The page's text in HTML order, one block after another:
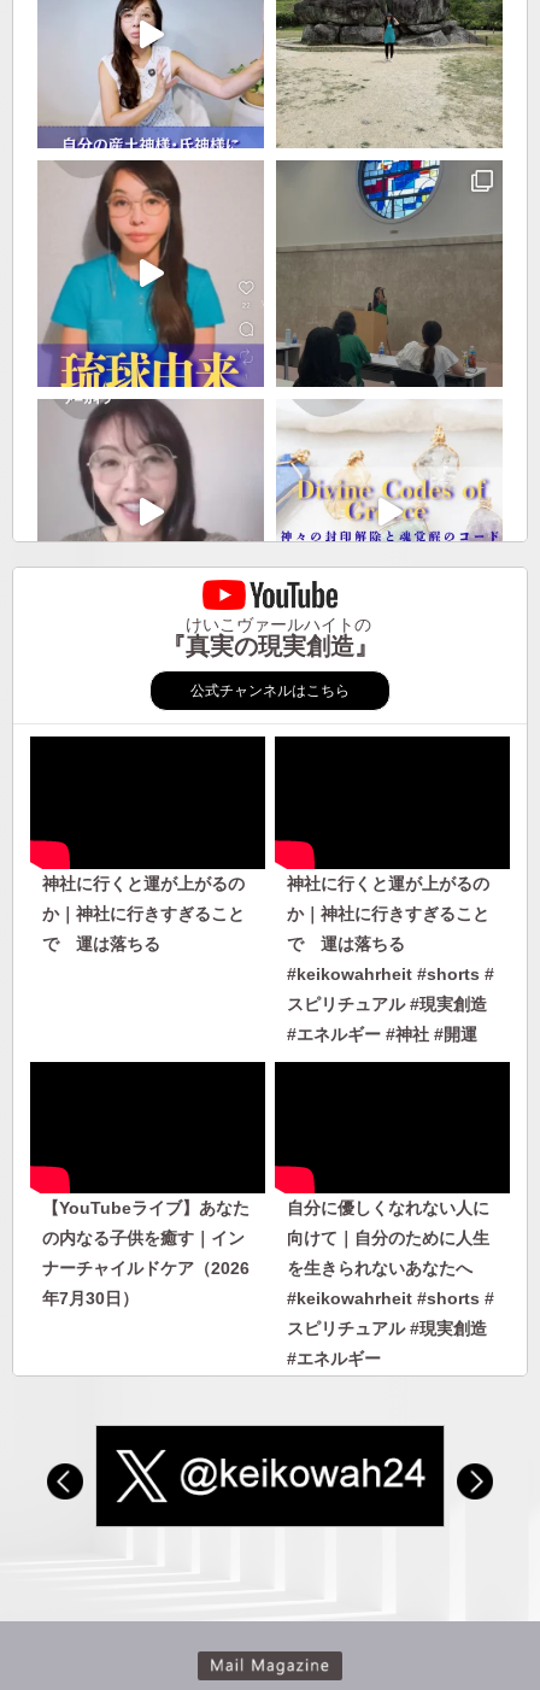
けいこヴァールハイトの
『真実の現実創造』
公式チャンネルはこちら
神社に行くと運が上がるの
か｜神社に行きすぎること
で 運は落ちる
神社に行くと運が上がるの
か｜神社に行きすぎること
で 運は落ちる
#keikowahrheit #shorts #
スピリチュアル #現実創造
#エネルギー #神社 #開運
【YouTubeライブ】あなた
の内なる子供を癒す｜イン
ナーチャイルドケア（2026
年7月30日）
自分に優しくなれない人に
向けて｜自分のために人生
を生きられないあなたへ
#keikowahrheit #shorts #
スピリチュアル #現実創造
#エネルギー
自分に優しくなれない人に
人から否定されないエネル
#keikowahrheit #shorts #
スピリチュアル #現実創造
#エネルギー